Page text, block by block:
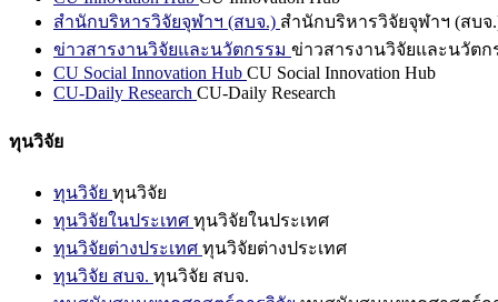
สำนักบริหารวิจัยจุฬาฯ (สบจ.) สำนักบริหารวิจัยจุฬาฯ (สบจ
ข่าวสารงานวิจัยและนวัตกรรม ข่าวสารงานวิจัยและนวัตก
CU Social Innovation Hub CU Social Innovation Hub
CU-Daily Research CU-Daily Research
ทุนวิจัย
ทุนวิจัย ทุนวิจัย
ทุนวิจัยในประเทศ ทุนวิจัยในประเทศ
ทุนวิจัยต่างประเทศ ทุนวิจัยต่างประเทศ
ทุนวิจัย สบจ. ทุนวิจัย สบจ.